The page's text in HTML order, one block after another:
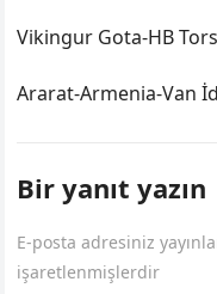
Vikingur Gota-HB
Ararat-Armenia-Van
Bir yanıt yazın
E-posta adresiniz
işaretlenmişlerdir